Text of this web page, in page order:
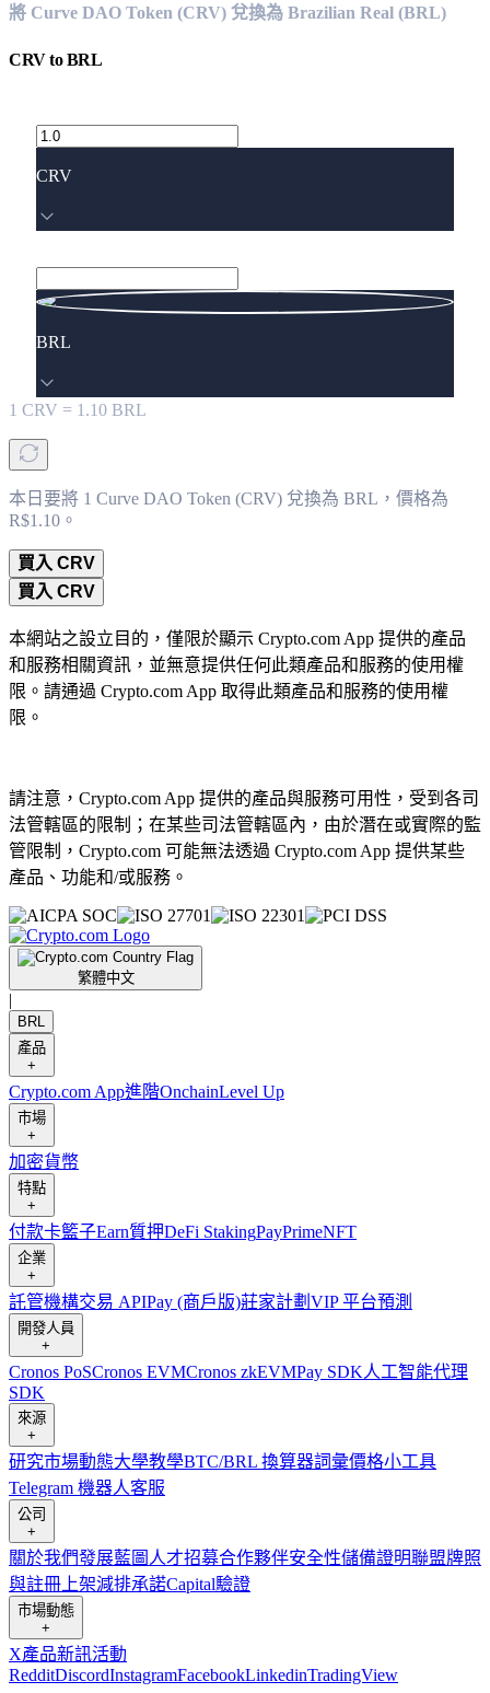
將 Curve DAO Token (CRV) 兌換為 Brazilian Real (BRL)
CRVtoBRL
CRV
BRL
1 CRV = 1.10 BRL
本日要將 1 Curve DAO Token (CRV) 兌換為 BRL，價格為
R$1.10。
買入 CRV
買入 CRV
本網站之設立目的，僅限於顯示 Crypto.com App 提供的產品
和服務相關資訊，並無意提供任何此類產品和服務的使用權
限。請通過 Crypto.com App 取得此類產品和服務的使用權
限。
請注意，Crypto.com App 提供的產品與服務可用性，受到各司
法管轄區的限制；在某些司法管轄區內，由於潛在或實際的監
管限制，Crypto.com 可能無法透過 Crypto.com App 提供某些
產品、功能和/或服務。
繁體中文
|
BRL
產品
+
Crypto.com App進階OnchainLevel Up
市場
+
加密貨幣
特點
+
付款卡籃子Earn質押DeFi StakingPayPrimeNFT
企業
+
託管機構交易 APIPay (商戶版)莊家計劃 VIP 平台預測
開發人員
+
Cronos PoSCronos EVMCronos zkEVMPay SDK人工智能代理
SDK
來源
+
研究市場動態大學教學BTC/BRL 換算器詞彙價格小工具
Telegram 機器人客服
公司
+
關於我們發展藍圖 人才招募合作夥伴安全性儲備證明聯盟牌照
與註冊 上架減排承諾Capital驗證
市場動態
+
X產品新訊活動
RedditDiscordInstagramFacebookLinkedinTradingView